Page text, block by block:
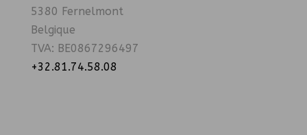
5380 Fernelmont
Belgique
TVA: BE0867296497
+32.81.74.58.08